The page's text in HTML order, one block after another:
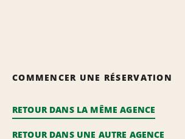
COMMENCER UNE RÉSERVATION
RETOUR DANS LA MÊME AGENCE
RETOUR DANS UNE AUTRE AGENCE